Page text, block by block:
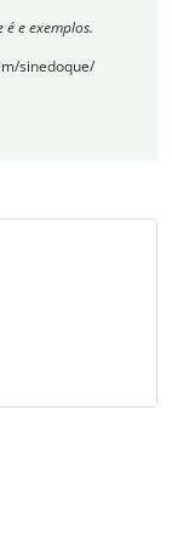
e exemplos.
sinedoque/